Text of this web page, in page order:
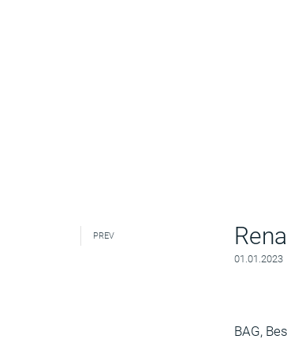
PREV
01.01.2023
BAG,